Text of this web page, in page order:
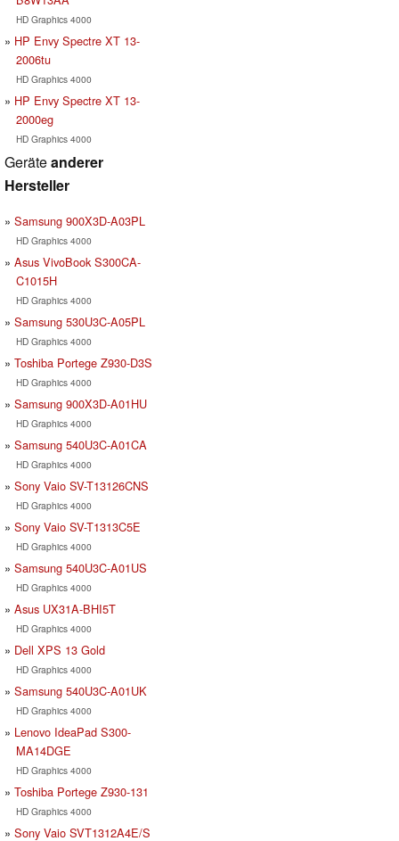
HD Graphics 4000
HP Envy Spectre XT 13-
2006tu
HD Graphics 4000
HP Envy Spectre XT 13-
2000eg
HD Graphics 4000
Geräteanderer
Hersteller
Samsung 900X3D-A03PL
HD Graphics 4000
Asus VivoBook S300CA-
C1015H
HD Graphics 4000
Samsung 530U3C-A05PL
HD Graphics 4000
Toshiba Portege Z930-D3S
HD Graphics 4000
Samsung 900X3D-A01HU
HD Graphics 4000
Samsung 540U3C-A01CA
HD Graphics 4000
Sony Vaio SV-T13126CNS
HD Graphics 4000
Sony Vaio SV-T1313C5E
HD Graphics 4000
Samsung 540U3C-A01US
HD Graphics 4000
Asus UX31A-BHI5T
HD Graphics 4000
Dell XPS 13 Gold
HD Graphics 4000
Samsung 540U3C-A01UK
HD Graphics 4000
Lenovo IdeaPad S300-
MA14DGE
HD Graphics 4000
Toshiba Portege Z930-131
HD Graphics 4000
Sony Vaio SVT1312A4E/S